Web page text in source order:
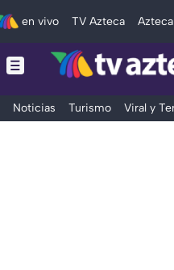
en vivo TV Azteca
Noticias Turismo Viral y